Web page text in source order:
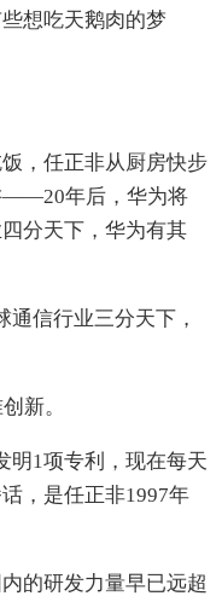
想吃天鹅肉的梦
，任正非从厨房快步
——20年后，华为将
分天下，华为有其
信行业三分天下，
新。
明1项专利，现在每天
，是任正非1997年
的研发力量早已远超